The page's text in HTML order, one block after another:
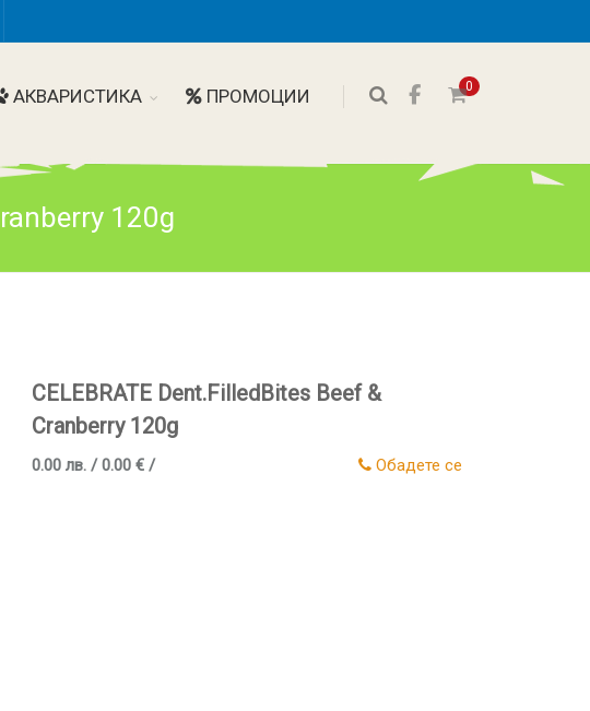
0
АКВАРИСТИКА ПРОМОЦИИ
120g
CELEBRATE Dent.FilledBites Beef &
Cranberry 120g
0.00 лв. / 0.00 € / Обадете се